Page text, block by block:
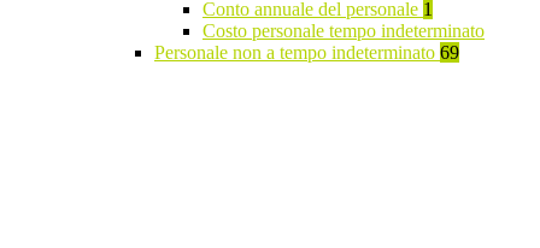
Conto annuale del personale 1
Costo personale tempo indeterminato
Personale non a tempo indeterminato 69